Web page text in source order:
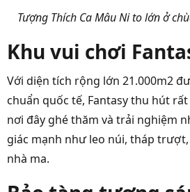
Tượng Thích Ca Mâu Ni to lớn ở
Khu vui chơi
Với diện tích rộng lớn 21.000m2
chuẩn quốc tế, Fantasy thu hút
nơi đây ghé thăm và trải nghiệm
giác mạnh như leo núi, tháp
nhà ma.